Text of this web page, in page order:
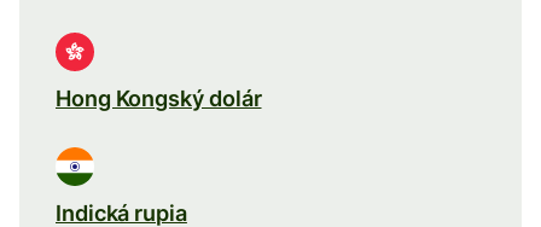
Hong Kongský dolár
Indická rupia